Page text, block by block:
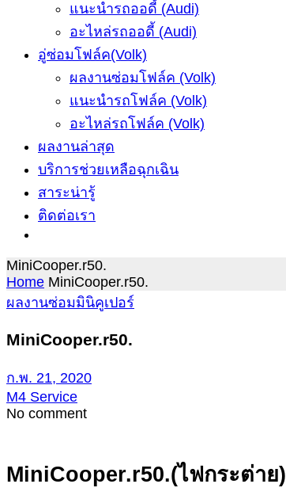
แนะนำรถออดี้ (Audi)
อะไหล่รถออดี้ (Audi)
อู่ซ่อมโฟล์ค(Volk)
ผลงานซ่อมโฟล์ค (Volk)
แนะนำรถโฟล์ค (Volk)
อะไหล่รถโฟล์ค (Volk)
ผลงานล่าสุด
บริการช่วยเหลือฉุกเฉิน
สาระน่ารู้
ติดต่อเรา
MiniCooper.r50.
Home MiniCooper.r50.
ผลงานซ่อมมินิคูเปอร์
MiniCooper.r50.
ก.พ. 21, 2020
M4 Service
No comment
MiniCooper.r50.(ไฟกระต่าย)